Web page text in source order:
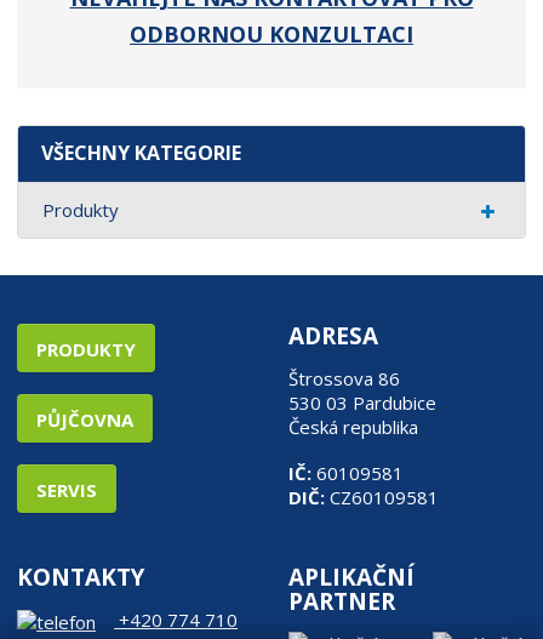
ODBORNOU KONZULTACI
VŠECHNY KATEGORIE
Produkty
PRODUKTY
PŮJČOVNA
SERVIS
ADRESA
Štrossova 86
530 03 Pardubice
Česká republika
IČ: 60109581
DIČ: CZ60109581
KONTAKTY
+420 774 710
APLIKAČNÍ
PARTNER